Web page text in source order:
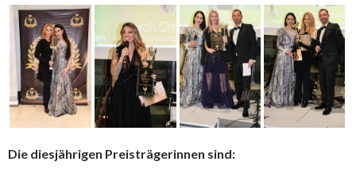
Die diesjährigen Preisträgerinnen sind: